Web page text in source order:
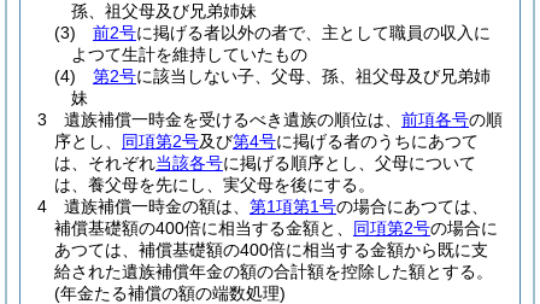
孫、祖父母及び兄弟姉妹
(3)
前2号に掲げる者以外の者で、主として職員の収入に
よつて生計を維持していたもの
(4)
第2号に該当しない子、父母、孫、祖父母及び兄弟姉
妹
3
遺族補償一時金を受けるべき遺族の順位は、 前項各号の順
序とし、 同項第2号及び第4号に掲げる者のうちにあつて
は、それぞれ当該各号に掲げる順序とし、父母について
は、養父母を先にし、実父母を後にする。
4
遺族補償一時金の額は、 第1項第1号の場合にあつては、
補償基礎額の400倍に相当する金額と、 同項第2号の場合に
あつては、補償基礎額の400倍に相当する金額から既に支
給された遺族補償年金の額の合計額を控除した額とする。
(年金たる補償の額の端数処理)